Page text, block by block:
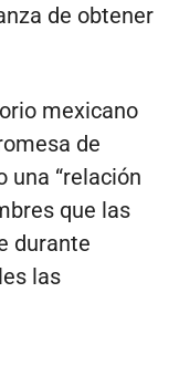
de obtener
mexicano
de
una “relación
que las
durante
las